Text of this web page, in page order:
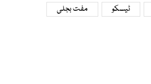
ٹیسکو مفت بجلی